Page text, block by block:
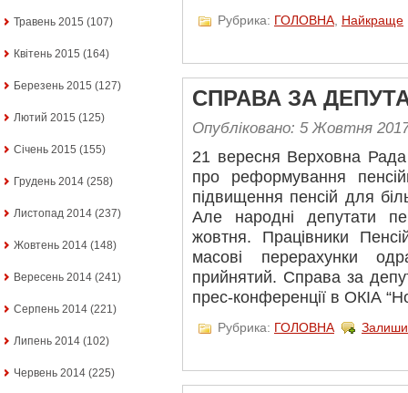
Травень 2015 (107)
Квітень 2015 (164)
Березень 2015 (127)
Лютий 2015 (125)
Січень 2015 (155)
Грудень 2014 (258)
Листопад 2014 (237)
Жовтень 2014 (148)
Вересень 2014 (241)
Серпень 2014 (221)
Липень 2014 (102)
Червень 2014 (225)
Рубрика: ГОЛОВНА Найкраще
СПРАВА ЗА
Опубліковано: 5 Жовтня
21 вересня Верховна
про реформування
підвищення пенсій для
Але народні депутати
жовтня. Працівники
масові перерахунки
прийнятий. Справа за
прес-конференції в ОКІА
Рубрика: ГОЛОВНА